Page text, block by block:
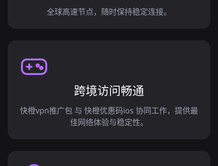
全球高速节点，随时保持稳定连接。
跨境访问畅通
快橙vpn推广包 与 快橙优惠码ios 协同工作，提供最
佳网络体验与稳定性。